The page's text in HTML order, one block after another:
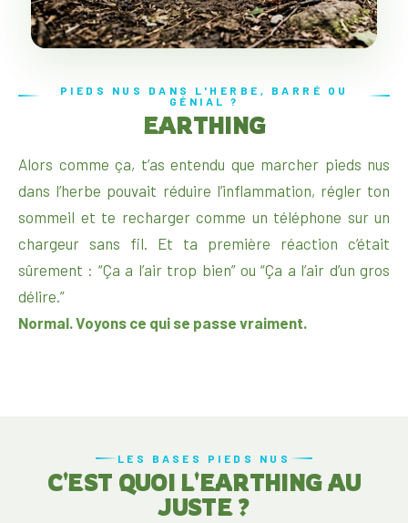
PIEDS NUS DANS L'HERBE, BARRÉ OU
GÉNIAL ?
EARTHING
Alors comme ça, t’as entendu que marcher pieds nus
dans l’herbe pouvait réduire l’inflammation, régler ton
sommeil et te recharger comme un téléphone sur un
chargeur sans fil. Et ta première réaction c’était
sûrement : “Ça a l’air trop bien” ou “Ça a l’air d’un gros
délire.”
Normal. Voyons ce qui se passe vraiment.
LES BASES PIEDS NUS
C'EST QUOI L'EARTHING AU
JUSTE ?